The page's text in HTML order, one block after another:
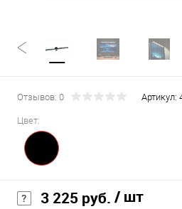
Отзывов: 0 Артикул:
Цвет:
3 225 руб. / шт